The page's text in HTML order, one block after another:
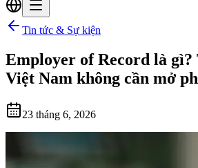
Tin tức & Sự kiện
Employer of Record là gì?
Việt Nam không cần mở
23 tháng 6, 2026